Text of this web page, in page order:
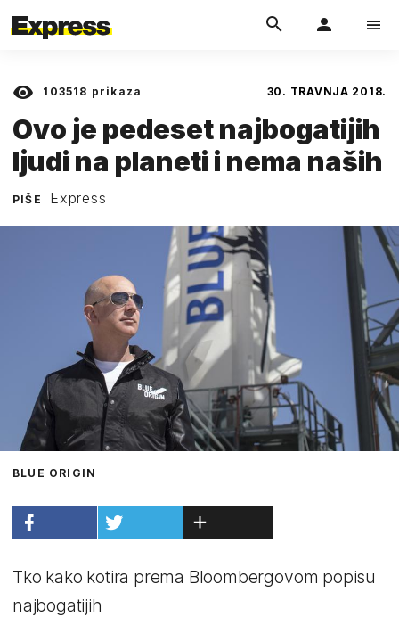
103518 prikaza 30. TRAVNJA 2018.
Ovo je pedeset najbogatijih
ljudi na planeti i nema naših
PIŠE Express
BLUE ORIGIN
Tko kako kotira prema Bloombergovom popisu
najbogatijih